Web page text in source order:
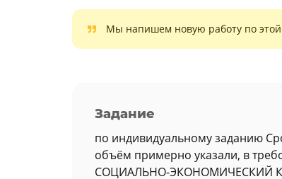
Мы напишем новую работу по этой
Задание
по индивидуальному заданию
объём примерно указали, в
СОЦИАЛЬНО-ЭКОНОМИЧЕСКИЙ